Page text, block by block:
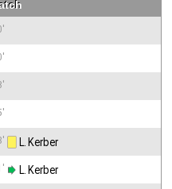
L. Kerber
L. Kerber